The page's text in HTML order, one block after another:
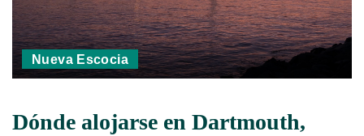
Nueva Escocia
Dónde alojarse en Dartmouth,